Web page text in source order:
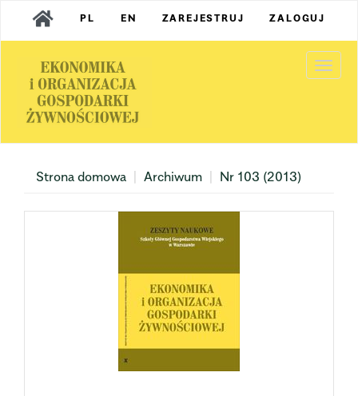
Main
Navigation
Content
Sidebar
PL EN ZAREJESTRUJ ZALOGUJ
Strona domowa Archiwum Nr 103 (2013)